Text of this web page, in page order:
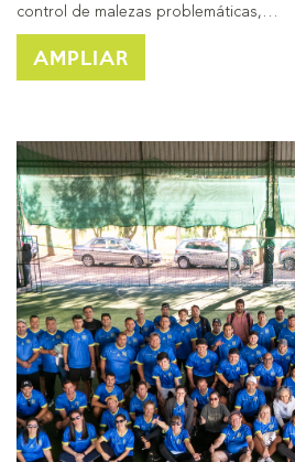
control de malezas problemáticas,…
AMPLIAR